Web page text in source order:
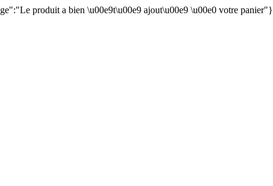
produit a bien \u00e9t\u00e9 ajout\u00e9 \u00e0 votre panier"}